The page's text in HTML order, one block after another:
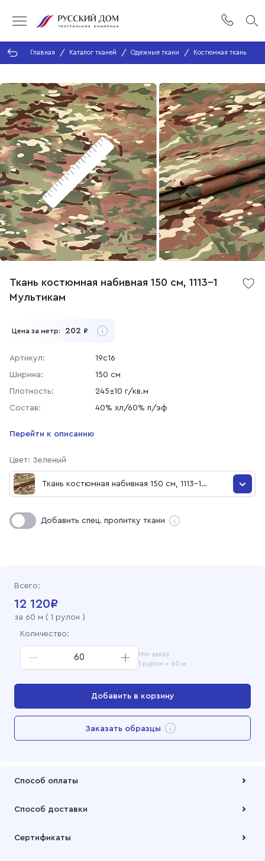
Главная Каталог тканей Одежные ткани Костюмная ткань
Ткань костюмная набивная 150 см, 1113-1
Мультикам
Цена за метр: 202 ₽
Артикул:
19с16
Ширина:
150 см
Плотность:
245±10 г/кв.м
Состав:
40% хл/60% п/эф
Перейти к описанию
Цвет: Зеленый
Ткань костюмная набивная 150 см, 1113-1
Мультикам
Ткань костюмная набивная 150 см, 1113-1 Мультикам
Добавить спец. пропитку ткани
Всего:
12 120₽
за 60 м ( 1 рулон )
Количество:
Min заказ
1 рулон = 60 м
Добавить в корзину
Перейти в корзину
Заказать образцы
Способ оплаты
Способ доставки
наших складов или через транспортную компанию на Ваш
Сертификаты